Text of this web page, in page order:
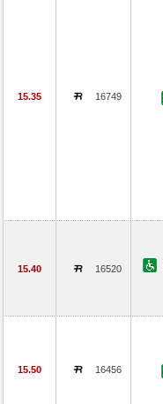
15.35 16749
15.40 16520
15.50 16456